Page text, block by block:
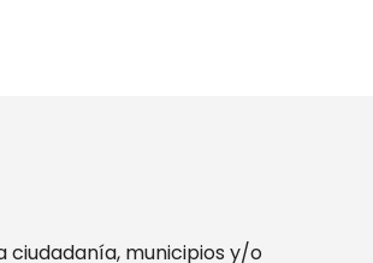
ciudadanía, municipios y/o